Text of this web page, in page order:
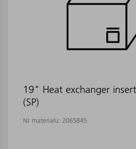
19" Heat exchanger
(SP)
Nr materiału: 2065845